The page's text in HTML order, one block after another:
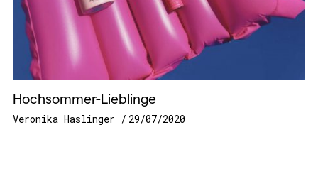
Hochsommer-Lieblinge
Veronika Haslinger 29/07/2020